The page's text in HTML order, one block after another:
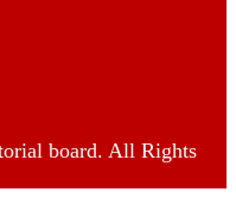
board. All Rights